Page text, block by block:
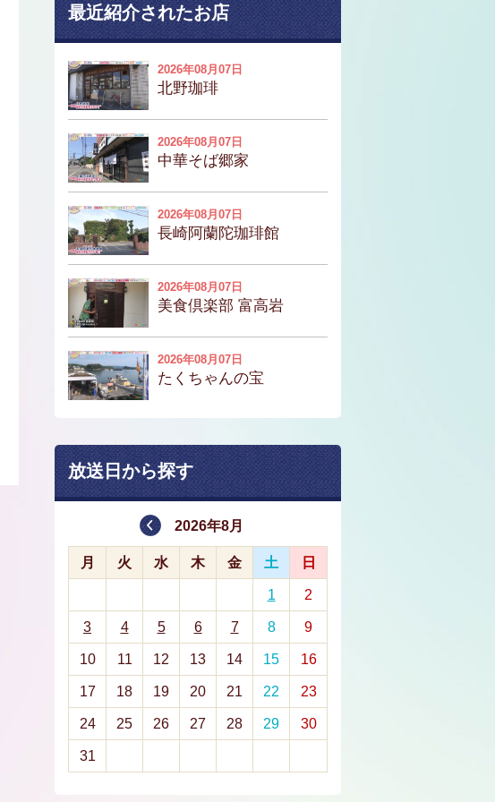
最近紹介されたお店
2026年08月07日
北野珈琲
2026年08月07日
中華そば郷家
2026年08月07日
長崎阿蘭陀珈琲館
2026年08月07日
美食倶楽部 富高岩
2026年08月07日
たくちゃんの宝
放送日から探す
2026年8月
月 火 水 木 金 土 日
1 2
3 4 5 6 7 8 9
10 11 12 13 14 15 16
17 18 19 20 21 22 23
24 25 26 27 28 29 30
31